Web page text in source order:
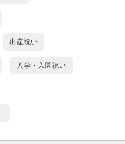
出産祝い
入学・入園祝い